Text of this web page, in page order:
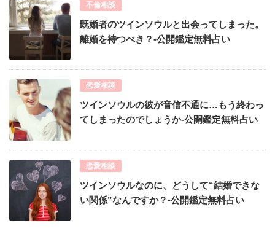
不倫相談
既婚者のツインソウルと出会ってしまった。
離婚を待つべき？-公開鑑定無料占い
恋愛相談
ツインソウルの彼が音信不通に…もう終わっ
てしまったのでしょうか-公開鑑定無料占い
恋愛相談
ツインソウルなのに、どうして“結婚できな
い関係”なんですか？-公開鑑定無料占い